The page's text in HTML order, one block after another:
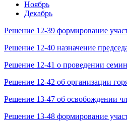
Ноябрь
Декабрь
Решение 12-39 формирование
Решение 12-40 назначение
Решение 12-41 о проведении
Решение 12-42 об организации
Решение 13-47 об освобождении
Решение 13-48 формирование